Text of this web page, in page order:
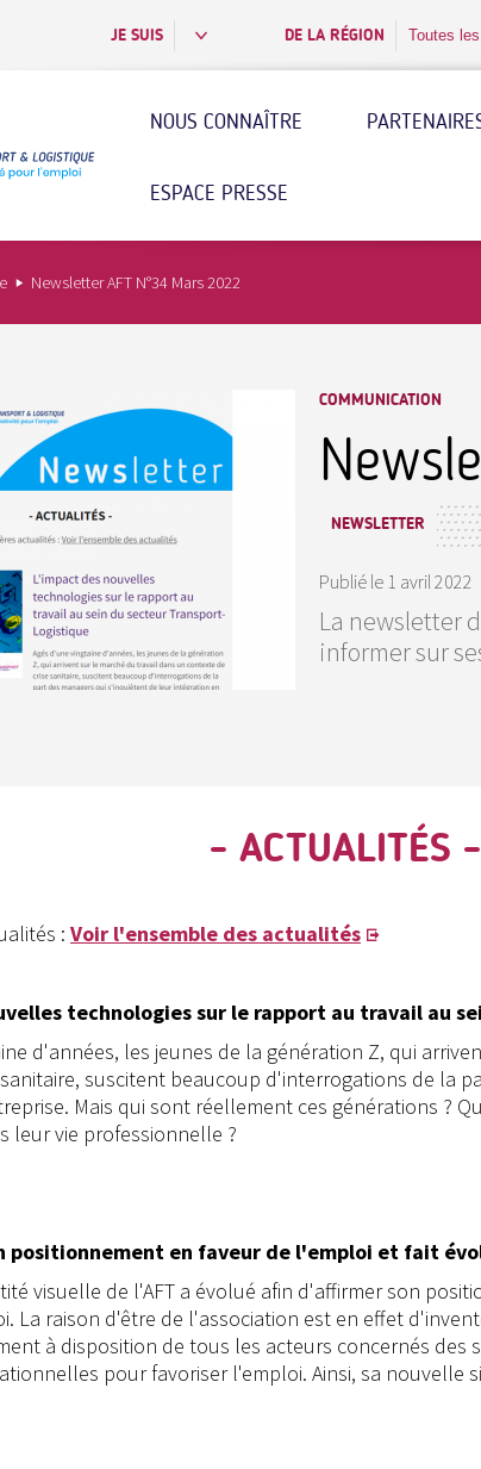
JE SUIS DE LA RÉGION Toutes
NOUS CONNAÎTRE
ESPACE PRESSE
Newsletter AFT N°34 Mars 2022
COMMUNICATION
NEWSLETTER
Publié le 1 avril 2022
La newsletter
informer sur
- ACTUALITÉS -
: Voir l'ensemble des actualités
technologies sur le rapport au travail au
d'années, les jeunes de la génération Z, qui
suscitent beaucoup d'interrogations de la
Mais qui sont réellement ces générations ?
leur vie professionnelle ?
positionnement en faveur de l'emploi et fait
visuelle de l'AFT a évolué afin d'affirmer son
La raison d'être de l'association est en effet
à disposition de tous les acteurs concernés
pour favoriser l'emploi. Ainsi, sa nouvelle